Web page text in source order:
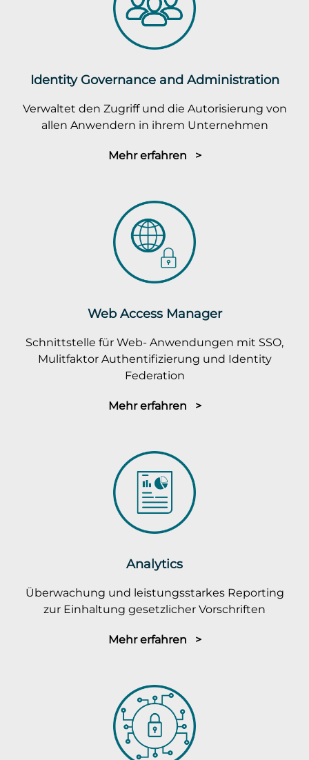
Identity Governance and Administration
Verwaltet den Zugriff und die Autorisierung von
allen Anwendern in ihrem Unternehmen
Mehr erfahren >
Web Access Manager
Schnittstelle für Web- Anwendungen mit SSO,
Mulitfaktor Authentifizierung und Identity
Federation
Mehr erfahren >
Analytics
Überwachung und leistungsstarkes Reporting
zur Einhaltung gesetzlicher Vorschriften
Mehr erfahren >